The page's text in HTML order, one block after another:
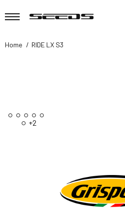
Home RIDE LX S3
+2